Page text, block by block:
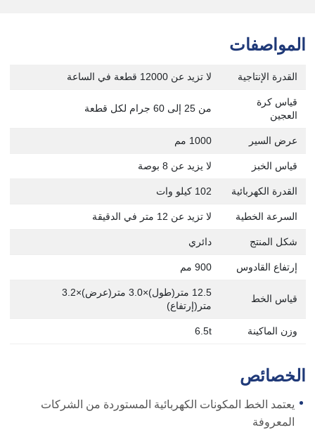
المواصفات
القدرة الإنتاجية لا تزيد عن 12000 قطعة في الساعة
قياس كرة
العجين
من 25 إلى 60 جرام لكل قطعة
عرض السير 1000 مم
قياس الخبز لا يزيد عن 8 بوصة
القدرة الكهربائية 102 كيلو وات
السرعة الخطية لا تزيد عن 12 متر في الدقيقة
شكل المنتج دائري
إرتفاع القادوس 900 مم
قياس الخط
12.5 متر(طول)×3.0 متر(عرض)×3.2
متر(إرتفاع)
وزن الماكينة 6.5t
الخصائص
يعتمد الخط المكونات الكهربائية المستوردة من الشركات
المعروفة